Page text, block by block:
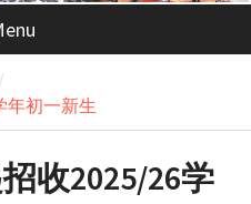
年初一新生
收2025/26学